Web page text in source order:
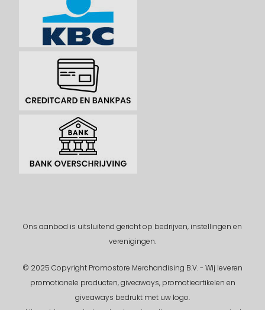
Ons aanbod is uitsluitend gericht op bedrijven, instellingen en
verenigingen.
© 2025 Copyright Promostore Merchandising B.V. - Wij leveren
promotionele producten, giveaways, promotieartikelen en
giveaways bedrukt met uw logo.